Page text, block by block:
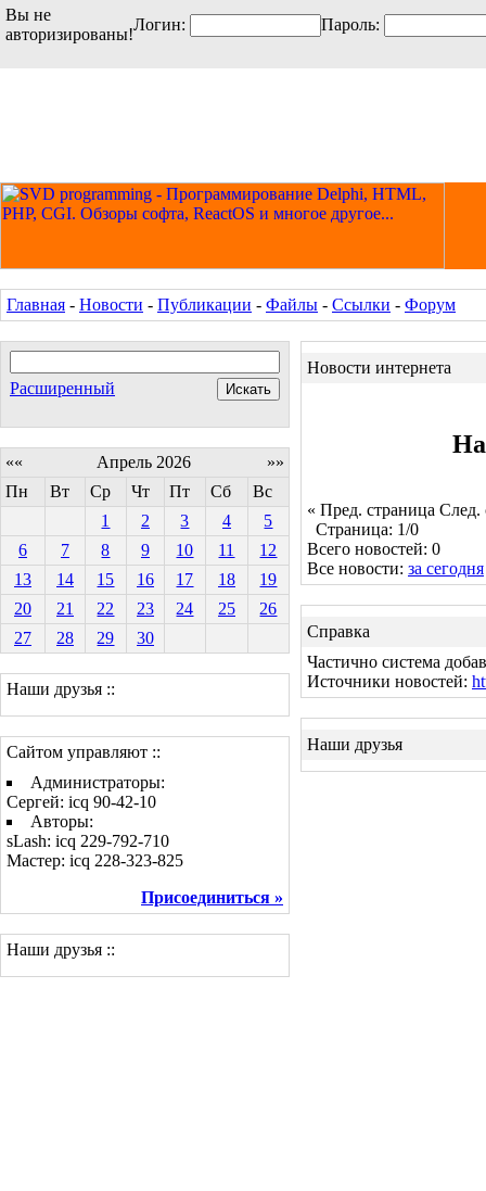
Вы не
авторизированы!
Логин: Пароль:
Главная - Новости - Публикации - Файлы - Ссылки - Форум
Расширенный
«« Апрель 2026
»»
Пн
Вт Ср Чт Пт Сб
Вс
1
2 3 4
5
6
7 8 9 10 11
12
13
14 15 16 17 18
19
20
21 22 23 24 25
26
27
28 29 30
Наши друзья ::
Сайтом управляют ::
Администраторы:
Сергей: icq 90-42-10
Авторы:
sLash: icq 229-792-710
Мастер: icq 228-323-825
Присоединиться »
Наши друзья ::
Новости интернета
На
« Пред. страница След.
Страница: 1/0
Всего новостей: 0
Все новости: за сегодня
Справка
Частично система
Источники новостей:
Наши друзья